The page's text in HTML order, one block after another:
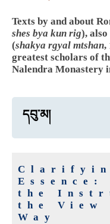
Texts by and about
shes bya kun rig), also
(shakya rgyal mtshan,
greatest scholars of
Nalendra Monastery
དབུ་མ།
Essence:
the
the View
Way